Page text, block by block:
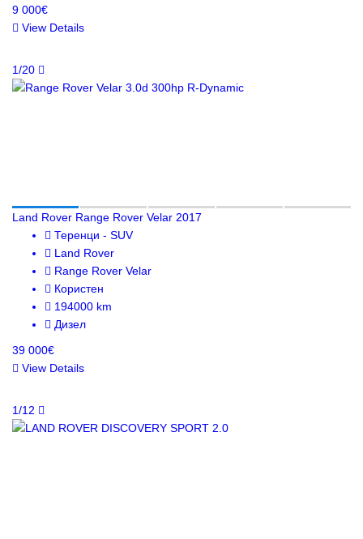
9 000€
View Details
1/20
Land Rover Range Rover Velar 2017
Теренци - SUV
Land Rover
Range Rover Velar
Користен
194000 km
Дизел
39 000€
View Details
1/12